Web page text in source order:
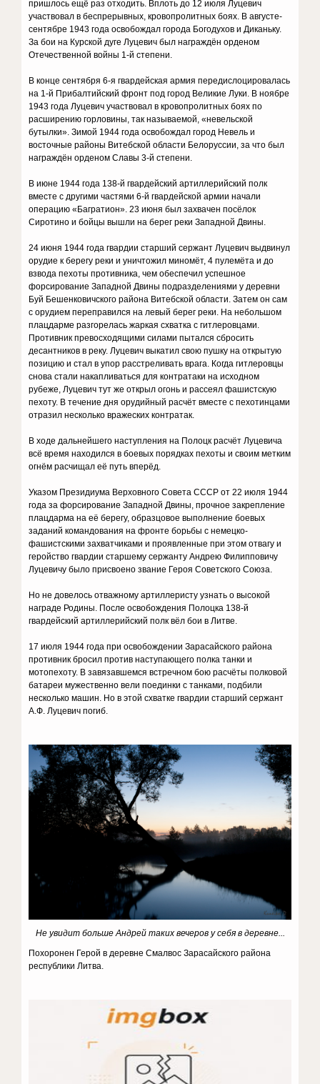
пришлось ещё раз отходить. Вплоть до 12 июля Луцевич
участвовал в беспрерывных, кровопролитных боях. В августе-
сентябре 1943 года освобождал города Богодухов и Диканьку.
За бои на Курской дуге Луцевич был награждён орденом
Отечественной войны 1-й степени.
В конце сентября 6-я гвардейская армия передислоцировалась
на 1-й Прибалтийский фронт под город Великие Луки. В ноябре
1943 года Луцевич участвовал в кровопролитных боях по
расширению горловины, так называемой, «невельской
бутылки». Зимой 1944 года освобождал город Невель и
восточные районы Витебской области Белоруссии, за что был
награждён орденом Славы 3-й степени.
В июне 1944 года 138-й гвардейский артиллерийский полк
вместе с другими частями 6-й гвардейской армии начали
операцию «Багратион». 23 июня был захвачен посёлок
Сиротино и бойцы вышли на берег реки Западной Двины.
24 июня 1944 года гвардии старший сержант Луцевич выдвинул
орудие к берегу реки и уничтожил миномёт, 4 пулемёта и до
взвода пехоты противника, чем обеспечил успешное
форсирование Западной Двины подразделениями у деревни
Буй Бешенковичского района Витебской области. Затем он сам
с орудием переправился на левый берег реки. На небольшом
плацдарме разгорелась жаркая схватка с гитлеровцами.
Противник превосходящими силами пытался сбросить
десантников в реку. Луцевич выкатил свою пушку на открытую
позицию и стал в упор расстреливать врага. Когда гитлеровцы
снова стали накапливаться для контратаки на исходном
рубеже, Луцевич тут же открыл огонь и рассеял фашистскую
пехоту. В течение дня орудийный расчёт вместе с пехотинцами
отразил несколько вражеских контратак.
В ходе дальнейшего наступления на Полоцк расчёт Луцевича
всё время находился в боевых порядках пехоты и своим метким
огнём расчищал её путь вперёд.
Указом Президиума Верховного Совета СССР от 22 июля 1944
года за форсирование Западной Двины, прочное закрепление
плацдарма на её берегу, образцовое выполнение боевых
заданий командования на фронте борьбы с немецко-
фашистскими захватчиками и проявленные при этом отвагу и
геройство гвардии старшему сержанту Андрею Филипповичу
Луцевичу было присвоено звание Героя Советского Союза.
Но не довелось отважному артиллеристу узнать о высокой
награде Родины. После освобождения Полоцка 138-й
гвардейский артиллерийский полк вёл бои в Литве.
17 июля 1944 года при освобождении Зарасайского района
противник бросил против наступающего полка танки и
мотопехоту. В завязавшемся встречном бою расчёты полковой
батареи мужественно вели поединки с танками, подбили
несколько машин. Но в этой схватке гвардии старший сержант
А.Ф. Луцевич погиб.
Не увидит больше Андрей таких вечеров у себя в деревне...
Похоронен Герой в деревне Смалвос Зарасайского района
республики Литва.